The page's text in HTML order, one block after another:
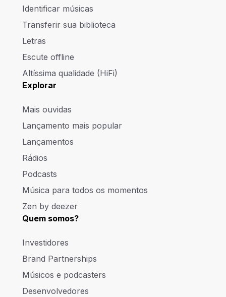
Identificar músicas
Transferir sua biblioteca
Letras
Escute offline
Altíssima qualidade (HiFi)
Explorar
Mais ouvidas
Lançamento mais popular
Lançamentos
Rádios
Podcasts
Música para todos os momentos
Zen by deezer
Quem somos?
Investidores
Brand Partnerships
Músicos e podcasters
Desenvolvedores